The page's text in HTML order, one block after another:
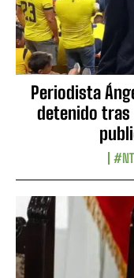
Periodista
detenido tras